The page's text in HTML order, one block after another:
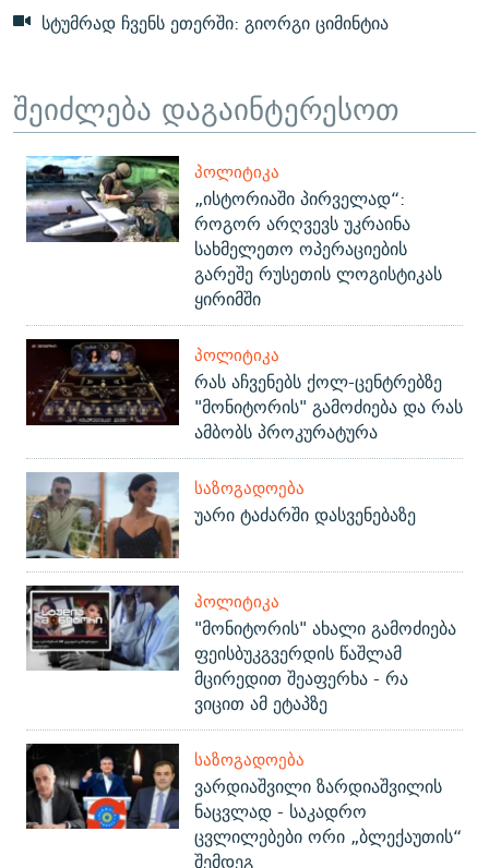
სტუმრად ჩვენს ეთერში: გიორგი ციმინტია
შეიძლება დაგაინტერესოთ
ᲞᲝᲚᲘᲢᲘᲙᲐ
„ისტორიაში პირველად“:
როგორ არღვევს უკრაინა
სახმელეთო ოპერაციების
გარეშე რუსეთის ლოგისტიკას
ყირიმში
ᲞᲝᲚᲘᲢᲘᲙᲐ
რას აჩვენებს ქოლ-ცენტრებზე
"მონიტორის" გამოძიება და რას
ამბობს პროკურატურა
ᲡᲐᲖᲝᲒᲐᲓᲝᲔᲑᲐ
უარი ტაძარში დასვენებაზე
ᲞᲝᲚᲘᲢᲘᲙᲐ
"მონიტორის" ახალი გამოძიება
ფეისბუკგვერდის წაშლამ
მცირედით შეაფერხა - რა
ვიცით ამ ეტაპზე
ᲡᲐᲖᲝᲒᲐᲓᲝᲔᲑᲐ
ვარდიაშვილი ზარდიაშვილის
ნაცვლად - საკადრო
ცვლილებები ორი „ბლექაუთის“
შემდეგ